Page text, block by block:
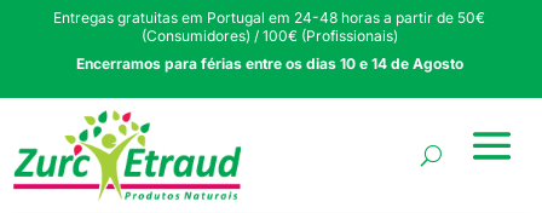
Entregas gratuitas em Portugal em 24-48 horas a partir de 50€
(Consumidores) / 100€ (Profissionais)
Encerramos para férias entre os dias 10 e 14 de Agosto